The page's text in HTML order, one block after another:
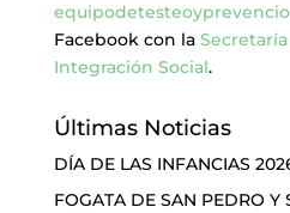
Facebook con la
Integración Social.
Últimas Noticias
DÍA DE LAS INFANCIAS
FOGATA DE SAN PEDRO Y